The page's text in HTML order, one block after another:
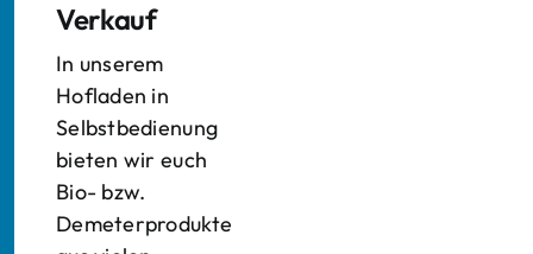
Verkauf
In unserem
Hofladen in
Selbstbedienung
bieten wir euch
Bio- bzw.
Demeterprodukte